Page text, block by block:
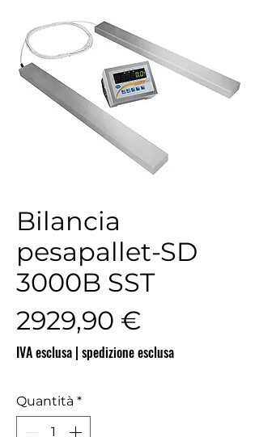
Bilancia
pesapallet-SD
3000B SST
2929,90 €
IVA esclusa | spedizione esclusa
Quantità *